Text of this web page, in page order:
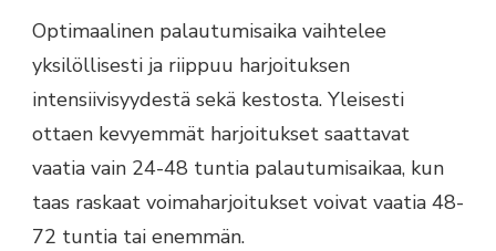
Optimaalinen palautumisaika vaihtelee
yksilöllisesti ja riippuu harjoituksen
intensiivisyydestä sekä kestosta. Yleisesti
ottaen kevyemmät harjoitukset saattavat
vaatia vain 24-48 tuntia palautumisaikaa, kun
taas raskaat voimaharjoitukset voivat vaatia 48-
72 tuntia tai enemmän.